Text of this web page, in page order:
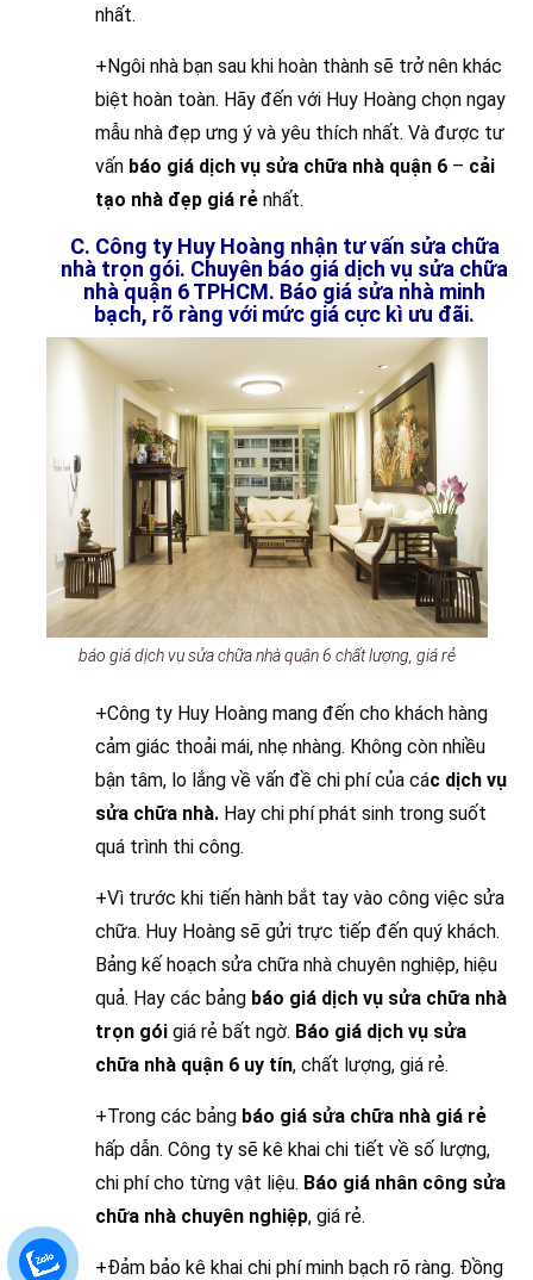
nhất.
+Ngôi nhà bạn sau khi hoàn thành sẽ trở nên khác
biệt hoàn toàn. Hãy đến với Huy Hoàng chọn ngay
mẫu nhà đẹp ưng ý và yêu thích nhất. Và được tư
vấn báo giá dịch vụ sửa chữa nhà quận 6 – cải
tạo nhà đẹp giá rẻ nhất.
C. Công ty Huy Hoàng nhận tư vấn sửa chữa
nhà trọn gói. Chuyên báo giá dịch vụ sửa chữa
nhà quận 6 TPHCM. Báo giá sửa nhà minh
bạch, rõ ràng với mức giá cực kì ưu đãi.
báo giá dịch vụ sửa chữa nhà quận 6 chất lượng, giá rẻ
+Công ty Huy Hoàng mang đến cho khách hàng
cảm giác thoải mái, nhẹ nhàng. Không còn nhiều
bận tâm, lo lắng về vấn đề chi phí của các dịch vụ
sửa chữa nhà. Hay chi phí phát sinh trong suốt
quá trình thi công.
+Vì trước khi tiến hành bắt tay vào công việc sửa
chữa. Huy Hoàng sẽ gửi trực tiếp đến quý khách.
Bảng kế hoạch sửa chữa nhà chuyên nghiệp, hiệu
quả. Hay các bảng báo giá dịch vụ sửa chữa nhà
trọn gói giá rẻ bất ngờ. Báo giá dịch vụ sửa
chữa nhà quận 6 uy tín, chất lượng, giá rẻ.
+Trong các bảng báo giá sửa chữa nhà giá rẻ
hấp dẫn. Công ty sẽ kê khai chi tiết về số lượng,
chi phí cho từng vật liệu. Báo giá nhân công sửa
chữa nhà chuyên nghiệp, giá rẻ.
+Đảm bảo kê khai chi phí minh bạch rõ ràng. Đồng